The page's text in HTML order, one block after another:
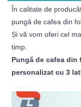
În calitate de
pungă de cafea din
Și vă vom oferi cel
timp.
Pungă de cafea
personalizat cu 3